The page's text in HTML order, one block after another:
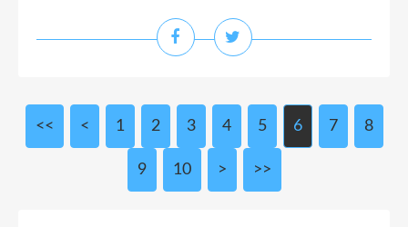
<< < 1 2 3 4 5 6 7 8
9 10 > >>